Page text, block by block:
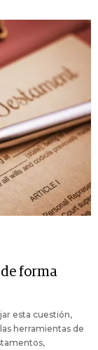
forma
esta cuestión,
herramientas de